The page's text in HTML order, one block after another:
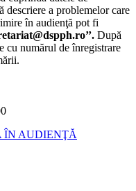
descriere a problemelor care
în audienţă pot fi
După
cu numărul de înregistrare
ÎN AUDIENŢĂ